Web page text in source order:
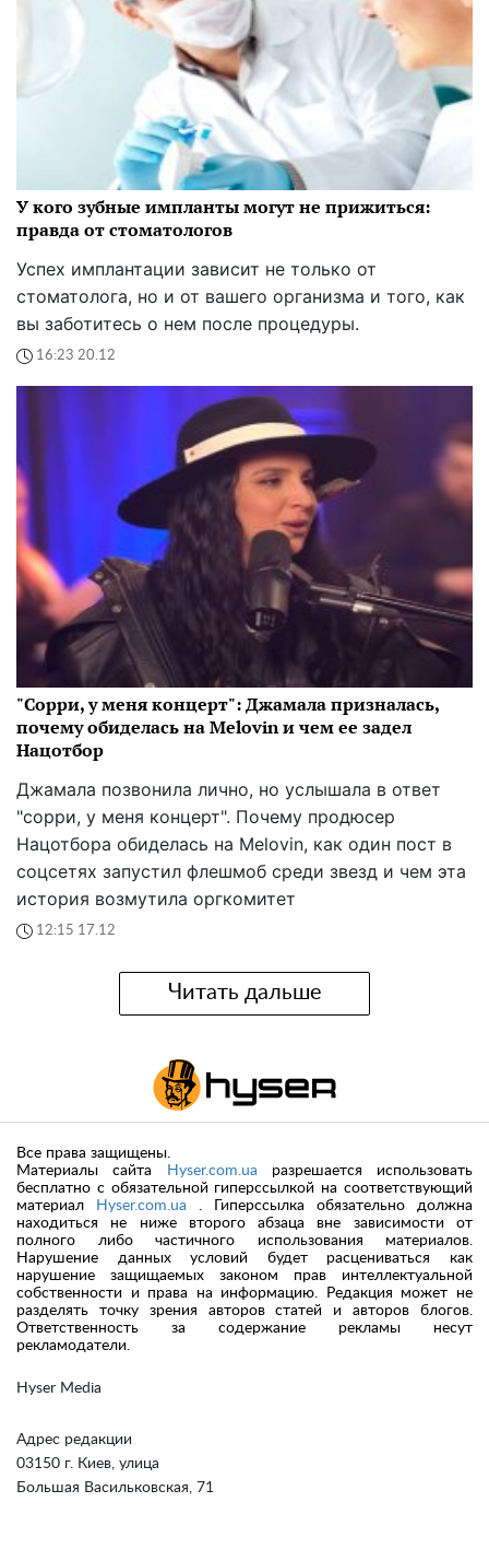
У кого зубные импланты могут не прижиться:
правда от стоматологов
Успех имплантации зависит не только от
стоматолога, но и от вашего организма и того, как
вы заботитесь о нем после процедуры.
16:23 20.12
"Сорри, у меня концерт": Джамала призналась,
почему обиделась на Melovin и чем ее задел
Нацотбор
Джамала позвонила лично, но услышала в ответ
"сорри, у меня концерт". Почему продюсер
Нацотбора обиделась на Melovin, как один пост в
соцсетях запустил флешмоб среди звезд и чем эта
история возмутила оргкомитет
12:15 17.12
Читать дальше
Hyser Media
Адрес редакции
03150 г. Киев, улица
Большая Васильковская, 71
Все права защищены.
Материалы сайта
Hyser.com.ua разрешается использовать
бесплатно с обязательной гиперссылкой на соответствующий
материал
Hyser.com.ua . Гиперссылка обязательно должна
находиться не ниже второго абзаца вне зависимости от
полного либо частичного использования материалов.
Нарушение данных условий будет расцениваться как
нарушение защищаемых законом прав интеллектуальной
собственности и права на информацию. Редакция может не
разделять точку зрения авторов статей и авторов блогов.
Ответственность за содержание рекламы несут
рекламодатели.